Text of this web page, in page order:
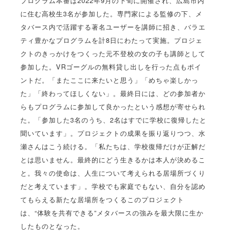
に住む高校生3名が参加した。専門家による監修の下、メ
タバース内で活躍する著名ユーザーを講師に招き、バラエ
ティ豊かなプログラムを計8日にわたって実施。プロジェ
クトのきっかけをつくった元不登校の女の子も講師として
参加した。VRゴーグルの無料貸し出しを行った点もポイ
ントだ。「またここに来たいと思う」「めちゃ楽しかっ
た」「終わってほしくない」。最終日には、どの参加者か
らもプログラムに参加して良かったという感想が寄せられ
た。「参加した3名のうち、2名はすでに学校に復帰したと
聞いています」。プロジェクトの成果を振り返りつつ、水
瀬さんはこう続ける。「私たちは、学校復帰だけが正解だ
とは思いません。最終的にどう生きるかは本人が決めるこ
と。我々の使命は、人生について考えられる居場所づくり
だと考えています」。学校でも家庭でもない、自分を認め
てもらえる新たな居場所をつくるこのプロジェクト
は、“体験を共有できる”メタバースの強みを最大限に生か
したものとなった。